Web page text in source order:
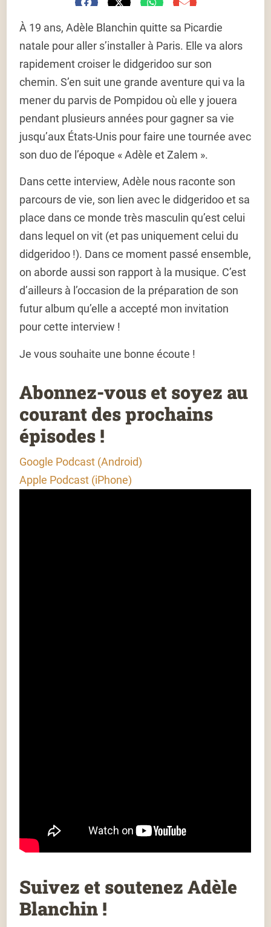
À 19 ans, Adèle Blanchin quitte sa Picardie
natale pour aller s’installer à Paris. Elle va alors
rapidement croiser le didgeridoo sur son
chemin. S’en suit une grande aventure qui va la
mener du parvis de Pompidou où elle y jouera
pendant plusieurs années pour gagner sa vie
jusqu’aux États-Unis pour faire une tournée avec
son duo de l’époque « Adèle et Zalem ».
Dans cette interview, Adèle nous raconte son
parcours de vie, son lien avec le didgeridoo et sa
place dans ce monde très masculin qu’est celui
dans lequel on vit (et pas uniquement celui du
didgeridoo !). Dans ce moment passé ensemble,
on aborde aussi son rapport à la musique. C’est
d’ailleurs à l’occasion de la préparation de son
futur album qu’elle a accepté mon invitation
pour cette interview !
Je vous souhaite une bonne écoute !
Abonnez-vous et soyez au
courant des prochains
épisodes !
Google Podcast (Android)
Apple Podcast (iPhone)
Suivez et soutenez Adèle
Blanchin !